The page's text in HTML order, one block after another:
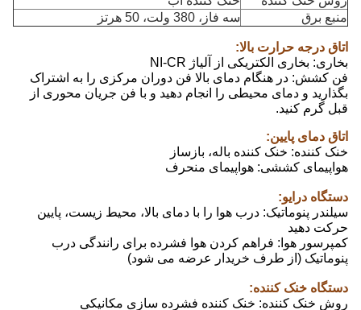
منبع برق
سه فاز، 380 ولت، 50 هرتز
اتاق درجه حرارت بالا:
بخاری: بخاری الکتریکی از آلیاژ NI-CR
فن کشش: در هنگام دمای بالا فن دوران مرکزی را به اشتراک
بگذارید و دمای محیطی را انجام دهید و با فن جریان محوری از
قبل گرم کنید.
اتاق دمای پایین:
خنک کننده: خنک کننده باله، بازساز
هواپیمای کششی: هواپیمای منحرف
دستگاه درایو:
سیلندر پنوماتیک: درب هوا را با دمای بالا، محیط زیست، پایین
حرکت دهید
کمپرسور هوا: فراهم کردن هوا فشرده برای رانندگی درب
پنوماتیک (از طرف خریدار عرضه می شود)
دستگاه خنک کننده:
روش خنک کننده: خنک کننده فشرده سازی مکانیکی